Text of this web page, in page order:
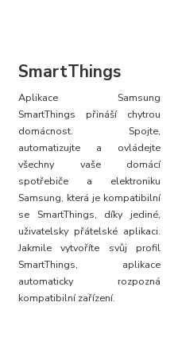
SmartThings
Aplikace Samsung
SmartThings přináší chytrou
domácnost. Spojte,
automatizujte a ovládejte
všechny vaše domácí
spotřebiče a elektroniku
Samsung, která je kompatibilní
se SmartThings, díky jediné,
uživatelsky přátelské aplikaci.
Jakmile vytvoříte svůj profil
SmartThings, aplikace
automaticky rozpozná
kompatibilní zařízení.